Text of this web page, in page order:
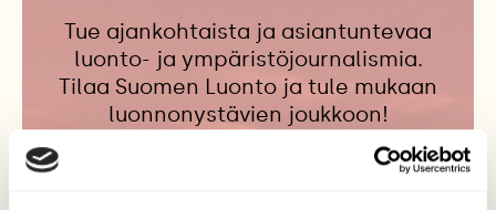
Tue ajankohtaista ja asiantuntevaa
luonto- ja ympäristöjournalismia.
Tilaa Suomen Luonto ja tule mukaan
luonnonystävien joukkoon!